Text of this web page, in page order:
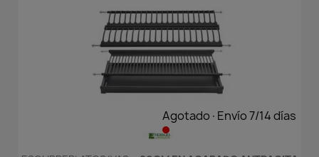
Agotado·Envío 7/14 días